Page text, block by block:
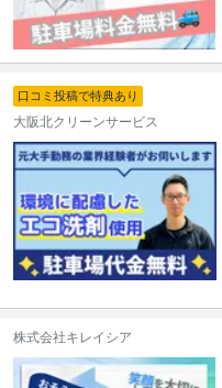
口コミ投稿で特典あり
大阪北クリーンサービス
株式会社キレイシア